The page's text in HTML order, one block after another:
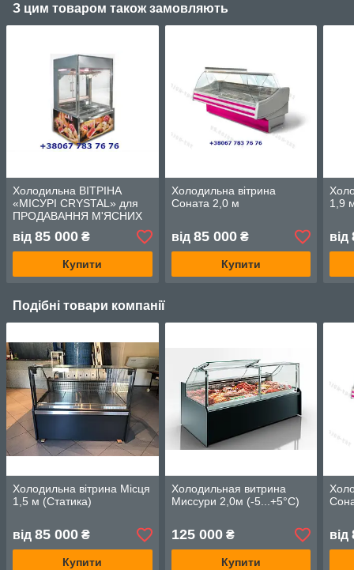
З цим товаром також замовляють
Холодильна ВІТРІНА
«МІСУРІ CRYSTAL» для
ПРОДАВАННЯ М'ЯСНИХ
ІЗДЕЛІВ на гаках
від 85 000 ₴
Купити
Холодильна вітрина
Соната 2,0 м
від 85 000₴
Купити
1,9
від
Подібні товари компанії
Холодильна вітрина Місця
1,5 м (Статика)
від 85 000 ₴
Купити
Холодильная витрина
Миссури 2,0м (-5...+5°С)
125 000₴
Купити
від